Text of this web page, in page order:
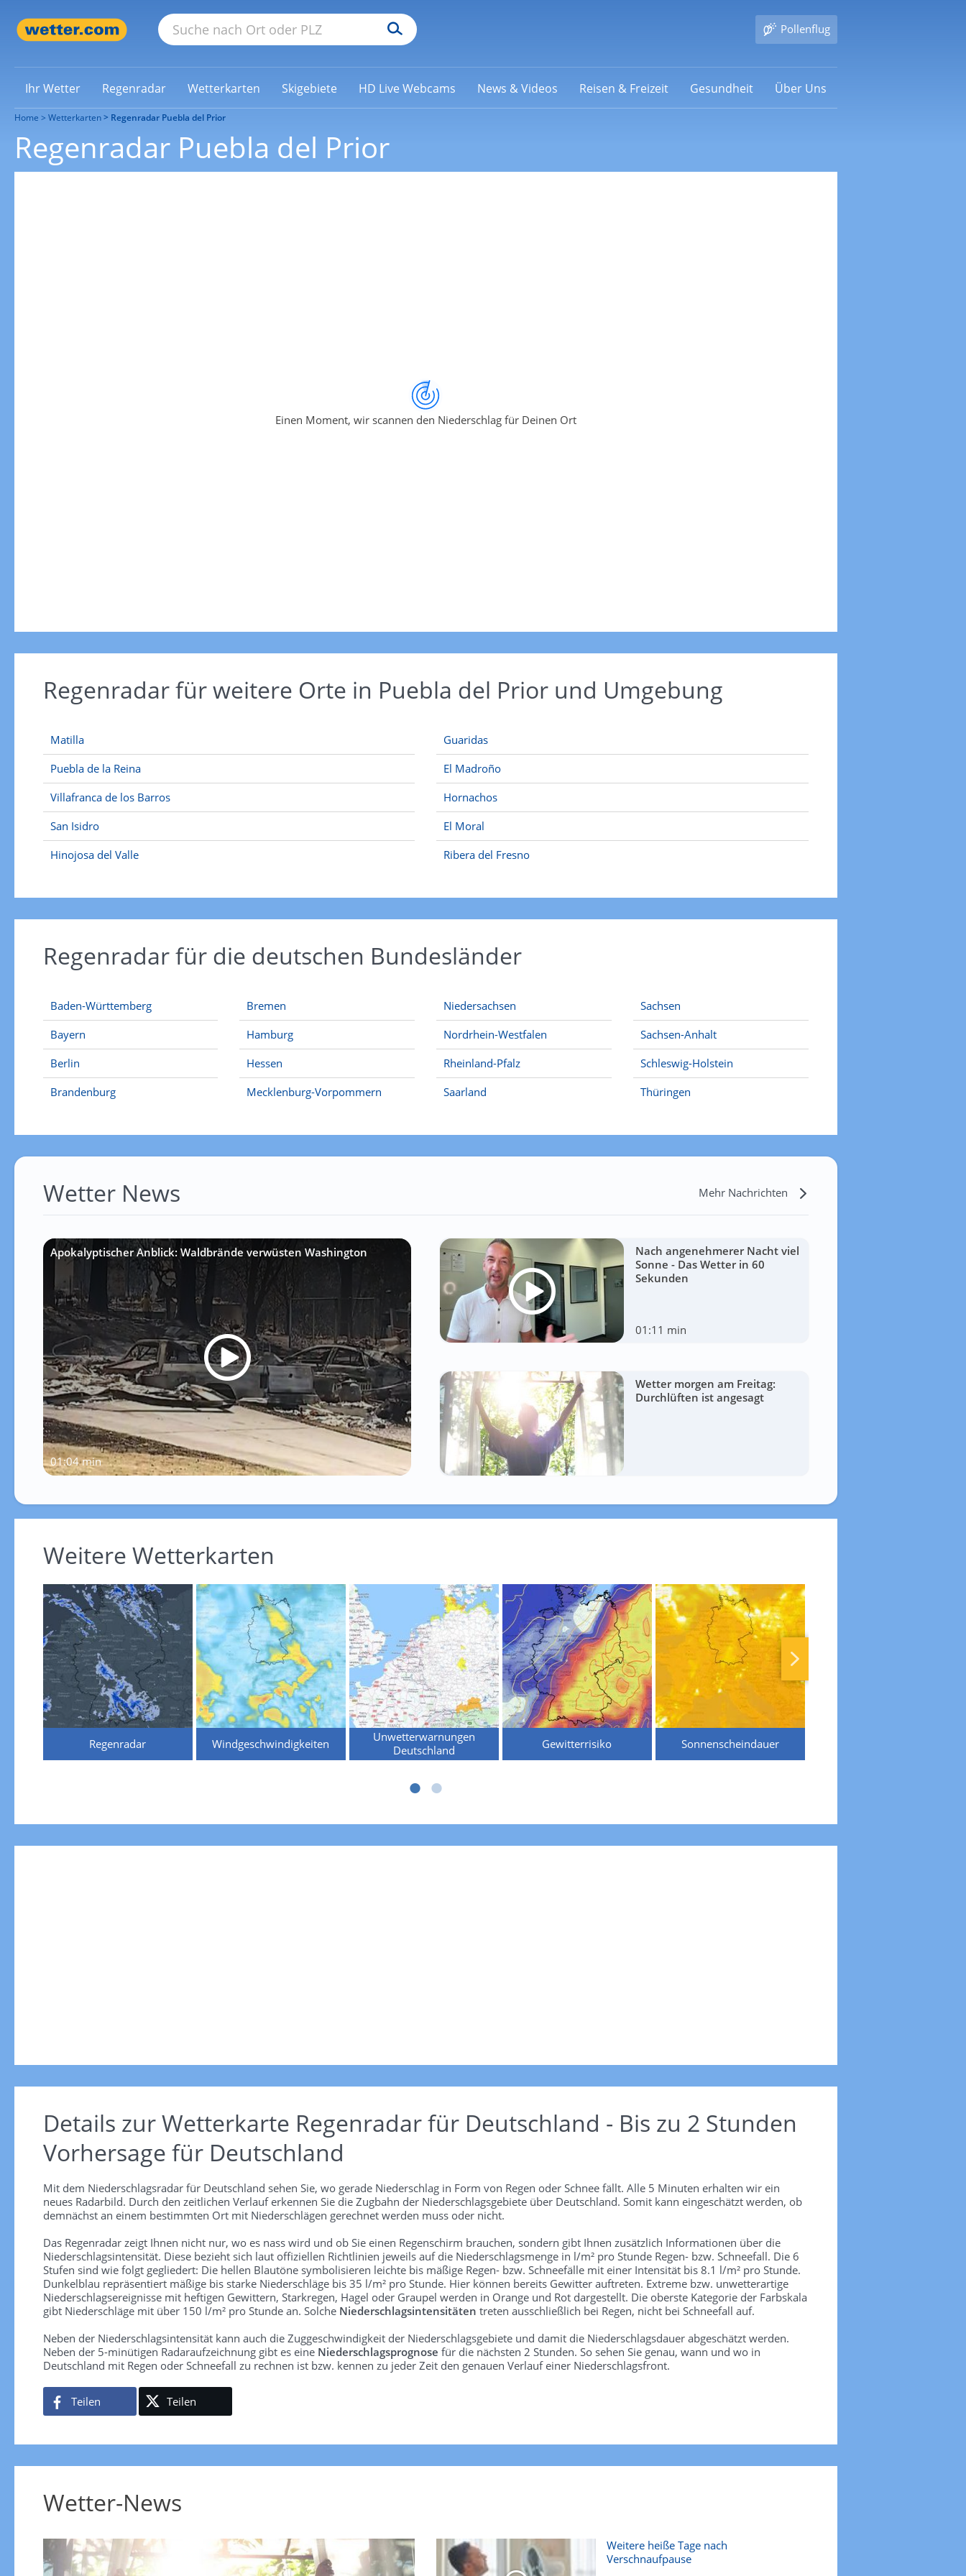
Pollenflug
Ihr Wetter Regenradar Wetterkarten Skigebiete HD Live Webcams News & Videos Reisen & Freizeit Gesundheit Über Uns
Home Wetterkarten Regenradar Puebla del Prior
Regenradar Puebla del Prior
Einen Moment, wir scannen den Niederschlag für Deinen Ort
Regenradar für weitere Orte in Puebla del Prior und Umgebung
Matilla
Puebla de la Reina
Villafranca de los Barros
San Isidro
Hinojosa del Valle
Guaridas
El Madroño
Hornachos
El Moral
Ribera del Fresno
Regenradar für die deutschen Bundesländer
Baden-Württemberg
Bayern
Berlin
Brandenburg
Bremen
Hamburg
Hessen
Mecklenburg-Vorpommern
Niedersachsen
Nordrhein-Westfalen
Rheinland-Pfalz
Saarland
Sachsen
Sachsen-Anhalt
Schleswig-Holstein
Thüringen
Wetter News Mehr Nachrichten
Apokalyptischer Anblick: Waldbrände verwüsten Washington
01:04 min
Nach angenehmerer Nacht viel
Sonne - Das Wetter in 60
Sekunden
01:11 min
Wetter morgen am Freitag:
Durchlüften ist angesagt
Weitere Wetterkarten
Regenradar Windgeschwindigkeiten
Unwetterwarnungen
Deutschland
Gewitterrisiko Sonnenscheindauer
Details zur Wetterkarte Regenradar für Deutschland - Bis zu 2 Stunden
Vorhersage für Deutschland
Mit dem Niederschlagsradar für Deutschland sehen Sie, wo gerade Niederschlag in Form von Regen oder Schnee fällt. Alle 5 Minuten erhalten wir ein
neues Radarbild. Durch den zeitlichen Verlauf erkennen Sie die Zugbahn der Niederschlagsgebiete über Deutschland. Somit kann eingeschätzt werden, ob
demnächst an einem bestimmten Ort mit Niederschlägen gerechnet werden muss oder nicht.
Das Regenradar zeigt Ihnen nicht nur, wo es nass wird und ob Sie einen Regenschirm brauchen, sondern gibt Ihnen zusätzlich Informationen über die
Niederschlagsintensität. Diese bezieht sich laut offiziellen Richtlinien jeweils auf die Niederschlagsmenge in l/m² pro Stunde Regen- bzw. Schneefall. Die 6
Stufen sind wie folgt gegliedert: Die hellen Blautöne symbolisieren leichte bis mäßige Regen- bzw. Schneefälle mit einer Intensität bis 8.1 l/m² pro Stunde.
Dunkelblau repräsentiert mäßige bis starke Niederschläge bis 35 l/m² pro Stunde. Hier können bereits Gewitter auftreten. Extreme bzw. unwetterartige
Niederschlagsereignisse mit heftigen Gewittern, Starkregen, Hagel oder Graupel werden in Orange und Rot dargestellt. Die oberste Kategorie der Farbskala
gibt Niederschläge mit über 150 l/m² pro Stunde an. Solche Niederschlagsintensitäten treten ausschließlich bei Regen, nicht bei Schneefall auf.
Neben der Niederschlagsintensität kann auch die Zuggeschwindigkeit der Niederschlagsgebiete und damit die Niederschlagsdauer abgeschätzt werden.
Neben der 5-minütigen Radaraufzeichnung gibt es eine Niederschlagsprognose für die nächsten 2 Stunden. So sehen Sie genau, wann und wo in
Deutschland mit Regen oder Schneefall zu rechnen ist bzw. kennen zu jeder Zeit den genauen Verlauf einer Niederschlagsfront.
Teilen Teilen
Wetter-News
Weitere heiße Tage nach
Verschnaufpause